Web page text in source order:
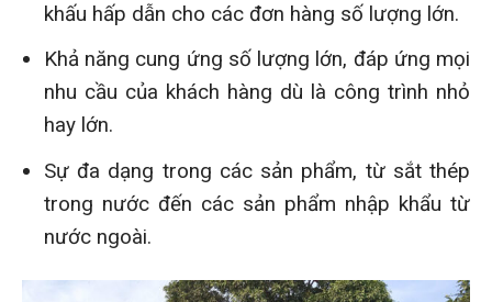
khấu hấp dẫn cho các đơn hàng số lượng lớn.
Khả năng cung ứng số lượng lớn, đáp ứng mọi
nhu cầu của khách hàng dù là công trình nhỏ
hay lớn.
Sự đa dạng trong các sản phẩm, từ sắt thép
trong nước đến các sản phẩm nhập khẩu từ
nước ngoài.